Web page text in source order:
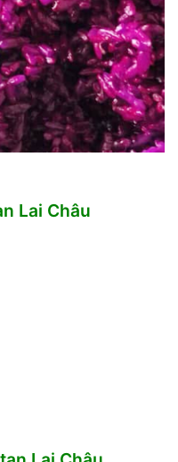
Lai Châu